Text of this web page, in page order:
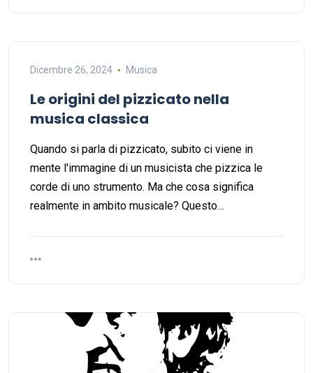
Dicembre 26, 2024 Musica
Le origini del pizzicato nella
musica classica
Quando si parla di pizzicato, subito ci viene in
mente l'immagine di un musicista che pizzica le
corde di uno strumento. Ma che cosa significa
realmente in ambito musicale? Questo…